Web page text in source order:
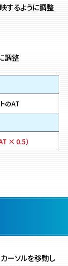
するように調整
調整
のAT
× 0.5）
ーソルを移動し